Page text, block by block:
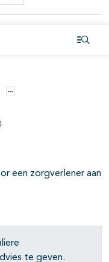
Opties
een zorgverlener aan
te geven.